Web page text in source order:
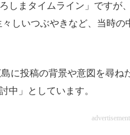
しまタイムライン」ですが
々しいつぶやきなど、当時
に投稿の背景や意図を尋ね
中」としています。
advertisement